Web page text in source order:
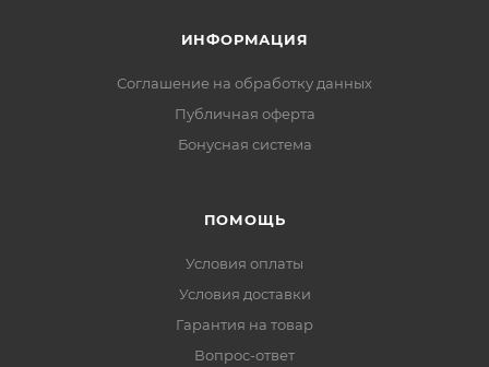
ИНФОРМАЦИЯ
Соглашение на обработку данных
Публичная оферта
Бонусная система
ПОМОЩЬ
Условия оплаты
Условия доставки
Гарантия на товар
Вопрос-ответ